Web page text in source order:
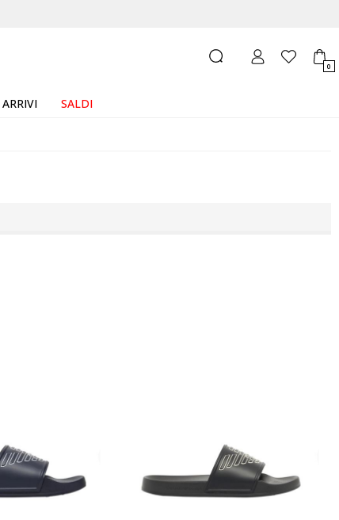
0
SALDI